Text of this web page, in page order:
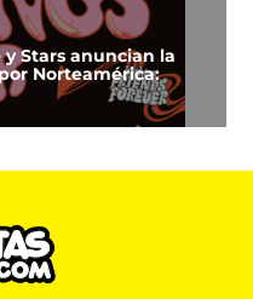
y Stars anuncian la
Norteamérica: